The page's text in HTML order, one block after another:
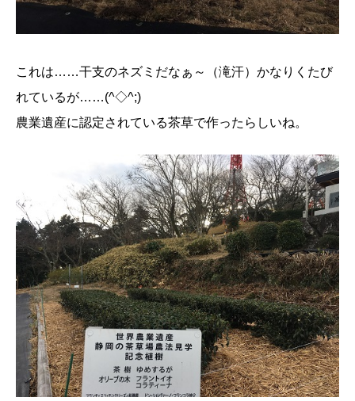
これは……干支のネズミだなぁ～（滝汗）かなりくたび
れているが……(^◇^;)
農業遺産に認定されている茶草で作ったらしいね。